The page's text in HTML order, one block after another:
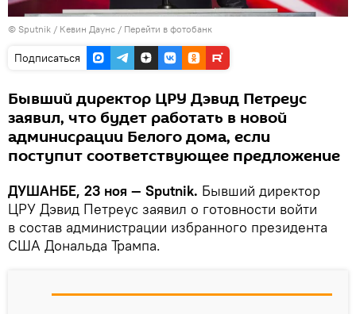
© Sputnik / Кевин Даунс / Перейти в фотобанк
Подписаться
Бывший директор ЦРУ Дэвид Петреус
заявил, что будет работать в новой
админисрации Белого дома, если
поступит соответствующее предложение
ДУШАНБЕ, 23 ноя — Sputnik. Бывший директор
ЦРУ Дэвид Петреус заявил о готовности войти
в состав администрации избранного президента
США Дональда Трампа.